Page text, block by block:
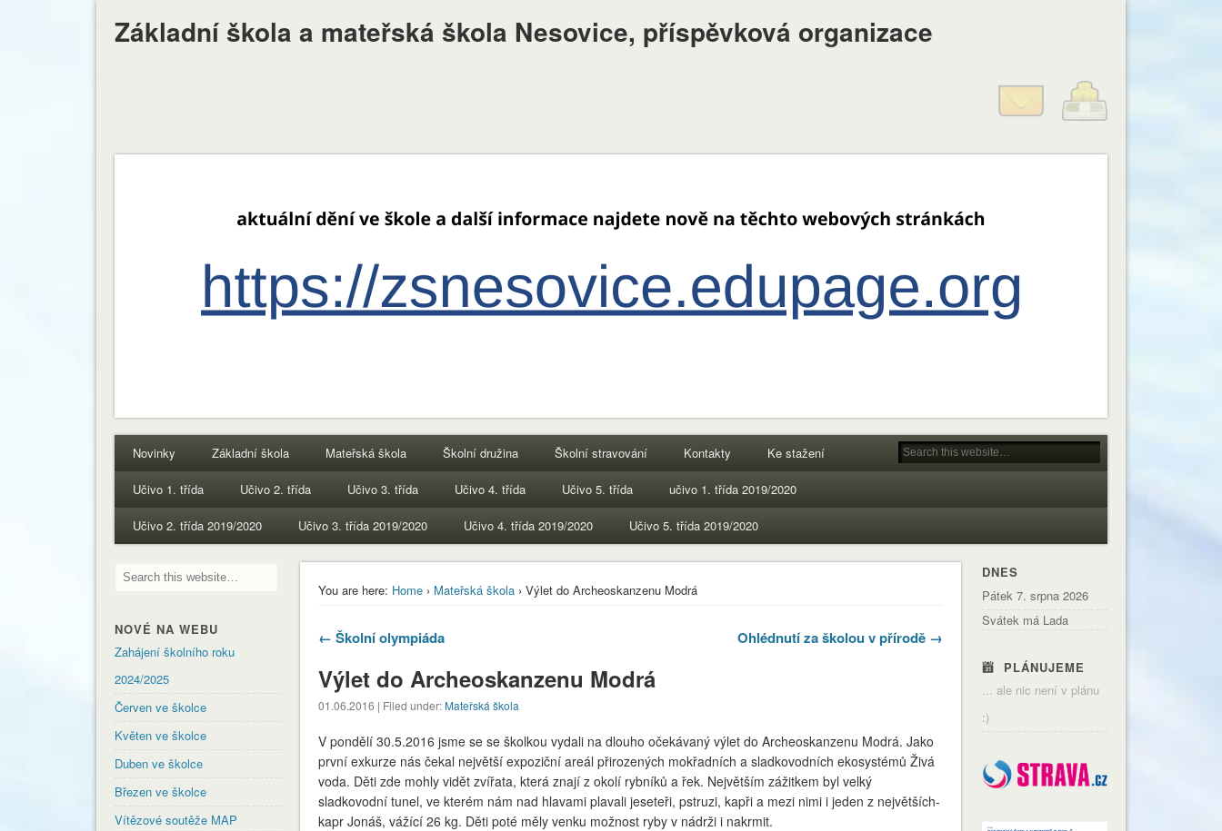
Základní škola a mateřská škola Nesovice, příspěvková organizace
Novinky Základní škola Mateřská škola Školní družina Školní stravování Kontakty Ke stažení
Učivo 1. třída Učivo 2. třída Učivo 3. třída Učivo 4. třída Učivo 5. třída učivo 1. třída 2019/2020
Učivo 2. třída 2019/2020 Učivo 3. třída 2019/2020 Učivo 4. třída 2019/2020 Učivo 5. třída 2019/2020
You are here: Home› Mateřská škola› Výlet do Archeoskanzenu Modrá
← Školní olympiáda Ohlédnutí za školou v přírodě →
Výlet do Archeoskanzenu Modrá
01.06.2016 | Filed under:Mateřská škola
V pondělí 30.5.2016 jsme se se školkou vydali na dlouho očekávaný výlet do Archeoskanzenu Modrá. Jako
první exkurze nás čekal největší expoziční areál přirozených mokřadních a sladkovodních ekosystémů Živá
voda. Děti zde mohly vidět zvířata, která znají z okolí rybníků a řek. Největším zážitkem byl velký
sladkovodní tunel, ve kterém nám nad hlavami plavali jeseteři, pstruzi, kapři a mezi nimi i jeden z největších-
kapr Jonáš, vážící 26 kg. Děti poté měly venku možnost ryby v nádrži i nakrmit.
NOVÉ NA WEBU
Zahájení školního roku
2024/2025
Červen ve školce
Květen ve školce
Duben ve školce
Březen ve školce
Vítězové soutěže MAP
DNES
Pátek 7. srpna 2026
Svátek má Lada
PLÁNUJEME
... ale nic není v plánu
:)